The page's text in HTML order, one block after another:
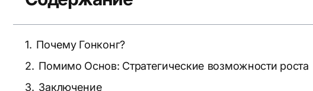
Почему Гонконг?
Помимо Основ: Стратегические возможности роста
Заключение